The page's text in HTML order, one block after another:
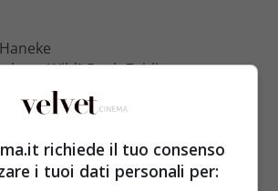
Wild” Benh Zeitlin
David O. Russell
richiede il tuo consenso
i tuoi dati personali per: